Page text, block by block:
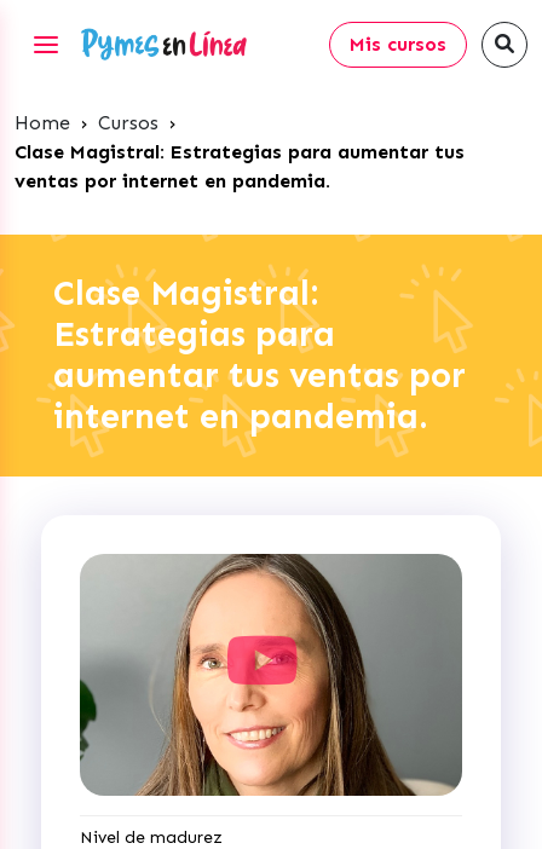
Mis cursos
Home › Cursos ›
Clase Magistral: Estrategias para aumentar tus
ventas por internet en pandemia.
Clase Magistral:
Estrategias para
aumentar tus ventas por
internet en pandemia.
Nivel de madurez